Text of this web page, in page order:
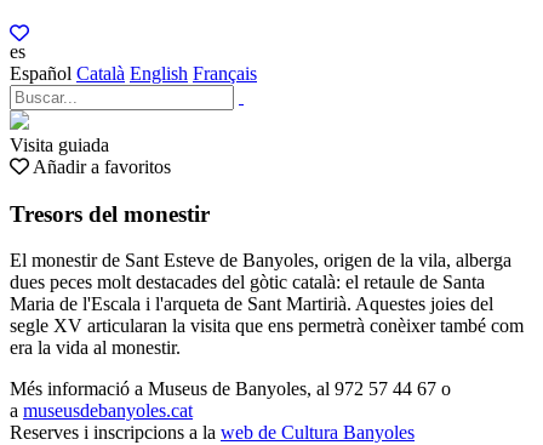
es
Español Català English Français
Visita guiada
Añadir a favoritos
Tresors del monestir
El monestir de Sant Esteve de Banyoles, origen de la vila, alberga
dues peces molt destacades del gòtic català: el retaule de Santa
Maria de l'Escala i l'arqueta de Sant Martirià. Aquestes joies del
segle XV articularan la visita que ens permetrà conèixer també com
era la vida al monestir.
Més informació a Museus de Banyoles, al 972 57 44 67 o
a museusdebanyoles.cat
Reserves i inscripcions a la web de Cultura Banyoles